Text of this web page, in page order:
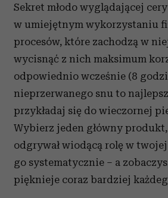
Sekret młodo wyglądającej
w umiejętnym wykorzystaniu
procesów, które zachodzą w
wycisnąć z nich maksimum
odpowiednio wcześnie (8
nieprzerwanego snu to
przykładaj się do wieczornej
Wybierz jeden główny
odgrywał wiodącą rolę w
go systematycznie – a
pięknieje coraz bardziej